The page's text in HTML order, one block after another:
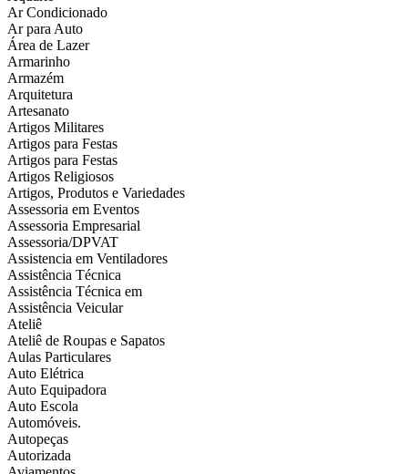
Ar Condicionado
Ar para Auto
Área de Lazer
Armarinho
Armazém
Arquitetura
Artesanato
Artigos Militares
Artigos para Festas
Artigos para Festas
Artigos Religiosos
Artigos, Produtos e Variedades
Assessoria em Eventos
Assessoria Empresarial
Assessoria/DPVAT
Assistencia em Ventiladores
Assistência Técnica
Assistência Técnica em
Assistência Veicular
Ateliê
Ateliê de Roupas e Sapatos
Aulas Particulares
Auto Elétrica
Auto Equipadora
Auto Escola
Automóveis.
Autopeças
Autorizada